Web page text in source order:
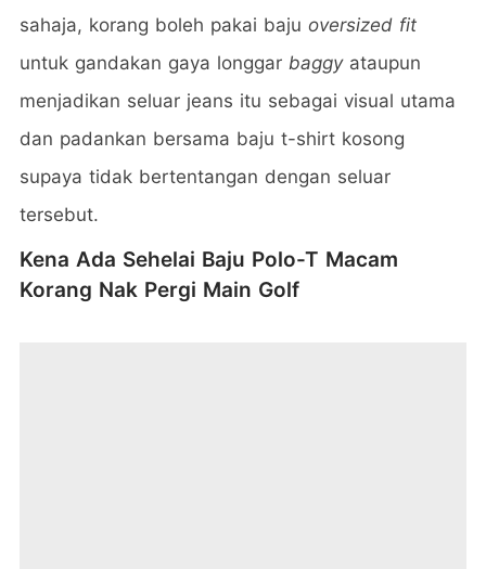
sahaja, korang boleh pakai baju oversized fit
untuk gandakan gaya longgar baggyataupun
menjadikan seluar jeans itu sebagai visual utama
dan padankan bersama baju t-shirt kosong
supaya tidak bertentangan dengan seluar
tersebut.
Kena Ada Sehelai Baju Polo-T Macam
Korang Nak Pergi Main Golf